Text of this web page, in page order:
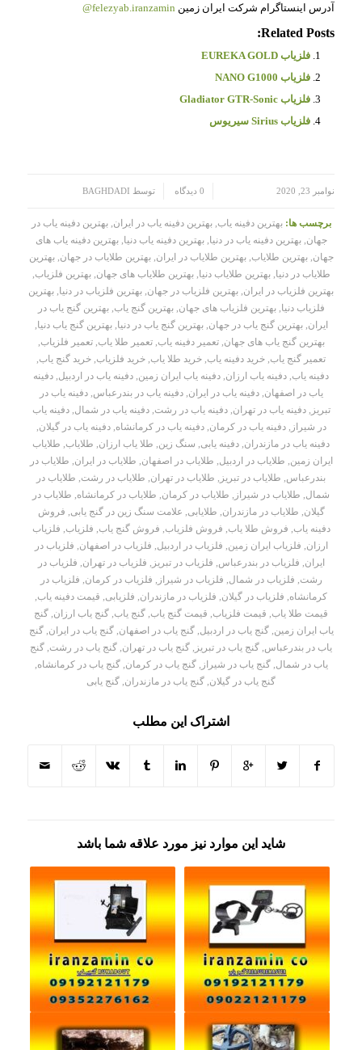
آدرس اینستاگرام شرکت ایران زمین felezyab.iranzamin@
Related Posts:
فلزیاب EUREKA GOLD
فلزیاب NANO G1000
فلزیاب Gladiator GTR-Sonic
فلزیاب Sirius سیریوس
نوامبر 23, 2020 0 دیدگاه توسط BAGHDADI
برچسب ها: بهترین دفینه یاب,بهترین دفینه یاب در ایران,بهترین دفینه یاب در
جهان,بهترین دفینه یاب در دنیا,بهترین دفینه یاب دنیا,بهترین دفینه یاب های
جهان,بهترین طلایاب,بهترین طلایاب در ایران,بهترین طلایاب در جهان,بهترین
طلایاب در دنیا,بهترین طلایاب دنیا,بهترین طلایاب های جهان,بهترین فلزیاب,
بهترین فلزیاب در ایران, بهترین فلزیاب در جهان, بهترین فلزیاب در دنیا, بهترین
فلزیاب دنیا,بهترین فلزیاب های جهان,بهترین گنج یاب,بهترین گنج یاب در
ایران,بهترین گنج یاب در جهان,بهترین گنج یاب در دنیا,بهترین گنج یاب دنیا,
بهترین گنج یاب های جهان,تعمیر دفینه یاب,تعمیر طلا یاب,تعمیر فلزیاب,
تعمیر گنج یاب, خرید دفینه یاب, خرید طلا یاب, خرید فلزیاب, خرید گنج یاب,
دفینه یاب, دفینه یاب ارزان, دفینه یاب ایران زمین, دفینه یاب در اردبیل, دفینه
یاب در اصفهان,دفینه یاب در ایران,دفینه یاب در بندرعباس,دفینه یاب در
تبریز ,دفینه یاب در تهران,دفینه یاب در رشت,دفینه یاب در شمال,دفینه یاب
در شیراز ,دفینه یاب در کرمان,دفینه یاب در کرمانشاه,دفینه یاب در گیلان,
دفینه یاب در مازندران, دفینه یابی, سنگ زین, طلا یاب ارزان, طلایاب, طلایاب
ایران زمین, طلایاب در اردبیل, طلایاب در اصفهان, طلایاب در ایران, طلایاب در
بندرعباس, طلایاب در تبریز , طلایاب در تهران, طلایاب در رشت, طلایاب در
شمال, طلایاب در شیراز , طلایاب در کرمان, طلایاب در کرمانشاه, طلایاب در
گیلان, طلایاب در مازندران, طلایابی, علامت سنگ زین در گنج یابی, فروش
دفینه یاب, فروش طلا یاب, فروش فلزیاب, فروش گنج یاب, فلزیاب, فلزیاب
ارزان, فلزیاب ایران زمین, فلزیاب در اردبیل, فلزیاب در اصفهان, فلزیاب در
ایران, فلزیاب در بندرعباس, فلزیاب در تبریز , فلزیاب در تهران, فلزیاب در
رشت, فلزیاب در شمال, فلزیاب در شیراز , فلزیاب در کرمان, فلزیاب در
کرمانشاه, فلزیاب در گیلان, فلزیاب در مازندران, فلزیابی, قیمت دفینه یاب,
قیمت طلا یاب, قیمت فلزیاب, قیمت گنج یاب, گنج یاب, گنج یاب ارزان, گنج
یاب ایران زمین,گنج یاب در اردبیل,گنج یاب در اصفهان,گنج یاب در ایران,گنج
یاب در بندرعباس, گنج یاب در تبریز , گنج یاب در تهران, گنج یاب در رشت, گنج
یاب در شمال,گنج یاب در شیراز ,گنج یاب در کرمان,گنج یاب در کرمانشاه,
گنج یاب در گیلان, گنج یاب در مازندران, گنج یابی
اشتراک این مطلب
شاید این موارد نیز مورد علاقه شما باشد